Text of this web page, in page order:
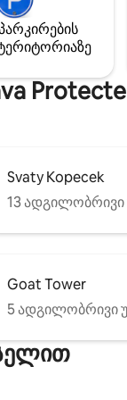
Svaty Kopecek
13 ადგილობრივი
Goat Tower
5 ადგილობრივი